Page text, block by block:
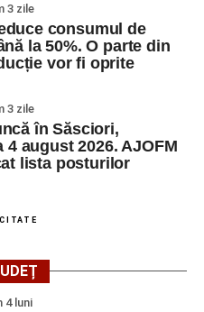
– Parcul Arini:parc de
Stadionul Pielarul:ultimele
Sebeșului la Fotbal
Zăvoi din Petrești:
interpreți de muzică
3 zile
consumul de
la 50%. O parte din
vor fi oprite
3 zile
în Săsciori,
august 2026. AJOFM
lista posturilor
4 luni